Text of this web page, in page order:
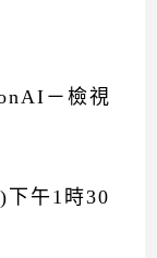
－檢視
下午1時30